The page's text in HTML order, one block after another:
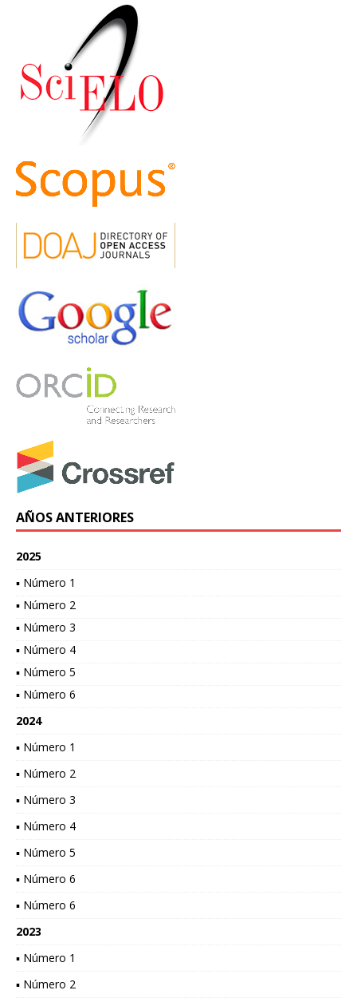
AÑOS ANTERIORES
2025
▪ Número 1
▪ Número 2
▪ Número 3
▪ Número 4
▪ Número 5
▪ Número 6
2024
▪ Número 1
▪ Número 2
▪ Número 3
▪ Número 4
▪ Número 5
▪ Número 6
▪ Número 6
2023
▪ Número 1
▪ Número 2